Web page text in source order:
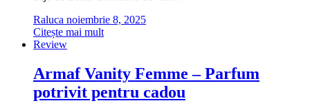
Raluca noiembrie 8, 2025
Citește mai mult
Review
Armaf Vanity Femme – Parfum
potrivit pentru cadou